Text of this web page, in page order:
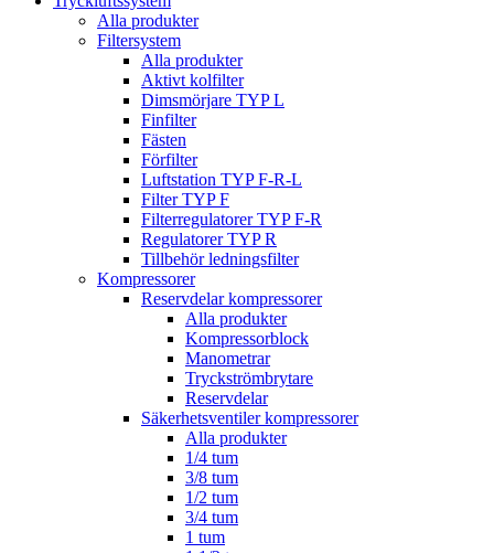
Alla produkter
Filtersystem
Alla produkter
Aktivt kolfilter
Dimsmörjare TYP L
Finfilter
Fästen
Förfilter
Luftstation TYP F-R-L
Filter TYP F
Filterregulatorer TYP F-R
Regulatorer TYP R
Tillbehör ledningsfilter
Kompressorer
Reservdelar kompressorer
Alla produkter
Kompressorblock
Manometrar
Tryckströmbrytare
Reservdelar
Säkerhetsventiler kompressorer
Alla produkter
1/4 tum
3/8 tum
1/2 tum
3/4 tum
1 tum